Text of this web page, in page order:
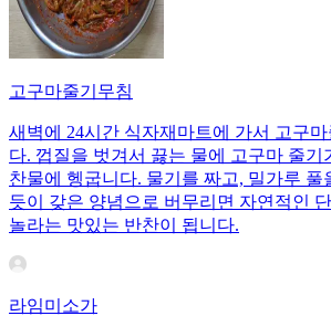
고구마줄기무침
새벽에 24시간 식자재마트에 가서 고구마
다. 껍질을 벗겨서 끓는 물에 고구마 줄기
찬물에 헹굽니다. 물기를 짜고, 밀가루 풀
듯이 갖은 양념으로 버무리면 자연적인
놀라는 맛있는 반찬이 됩니다.
라임미소가